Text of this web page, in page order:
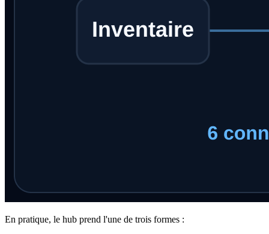
En pratique, le hub prend l'une de trois formes :